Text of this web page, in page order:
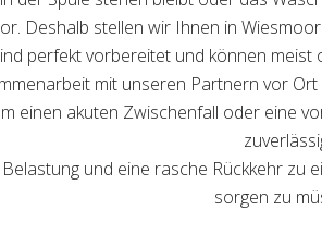
Deshalb stellen wir Ihnen in
perfekt vorbereitet und können
mit unseren Partnern vor
einen akuten Zwischenfall oder eine
und eine rasche Rückkehr
sorgen zu